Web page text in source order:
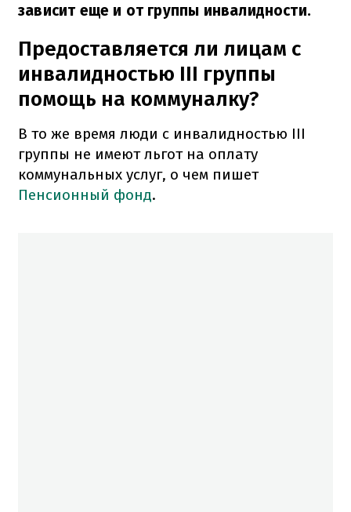
зависит еще и от группы инвалидности.
Предоставляется ли лицам с
инвалидностью III группы
помощь на коммуналку?
В то же время люди с инвалидностью III
группы не имеют льгот на оплату
коммунальных услуг, о чем пишет
Пенсионный фонд.